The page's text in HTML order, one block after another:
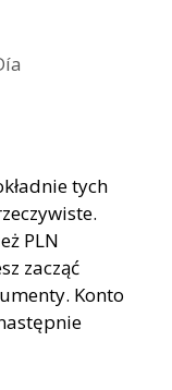
tych
PLN
zacząć
Konto